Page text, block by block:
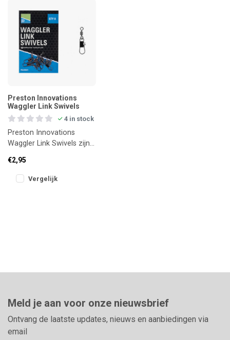
Preston Innovations
Waggler Link Swivels
4 in stock
Preston Innovations
Waggler Link Swivels zijn
wartels voor het snel en
netjes
€2,95
Vergelijk
Meld je aan voor onze nieuwsbrief
Ontvang de laatste updates, nieuws en aanbiedingen via
email